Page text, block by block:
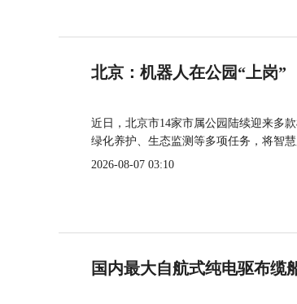
北京：机器人在公园“上岗”
近日，北京市14家市属公园陆续迎来多
绿化养护、生态监测等多项任务，将智慧
2026-08-07 03:10
国内最大自航式纯电驱布缆